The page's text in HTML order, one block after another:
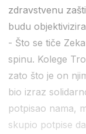
zdravstvenu
budu
- Što se tiče
spinu. Kolege
zato što je on
bio izraz
potpisao nama,
skupio potpise